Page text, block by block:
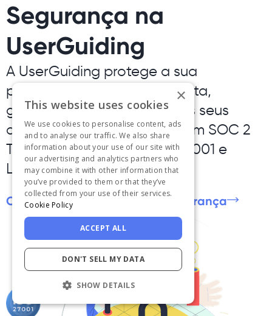
Segurança na
UserGuiding
A UserGuiding protege a sua
privacidade de ponta a ponta,
garantindo a segurança dos seus
dados e a conformidade com SOC 2
Type 2, GDPR, HIPAA, ISO 27001 e
LGPD.
Confira a nossa Central de Segurança
×
This website uses cookies
We use cookies to personalise content, ads
and to analyse our traffic. We also share
information about your use of our site with
our advertising and analytics partners who
may combine it with other information that
you’ve provided to them or that they’ve
collected from your use of their services.
Cookie Policy
ACCEPT ALL
DON'T SELL MY DATA
SHOW DETAILS